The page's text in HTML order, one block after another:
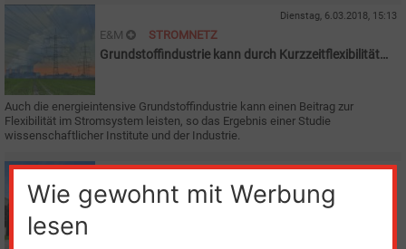
Wie gewohnt mit Werbung
lesen
Dienstag, 6.03.2018, 15:13
E&M STROMNETZ
Grundstoffindustrie kann durch Kurzzeitflexibilität
Auch die energieintensive Grundstoffindustrie kann einen Beitrag zur
Flexibilität im Stromsystem leisten, so das Ergebnis einer Studie
wissenschaftlicher Institute und der Industrie.
Montag, 26.02.2018, 09:33
E&M POLITIK